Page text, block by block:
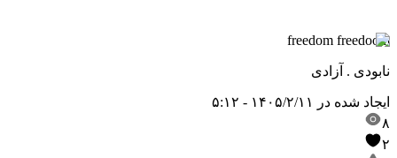
freedom freedoom
نابودی . آزادی
ایجاد شده در
۱۴۰۵/۲/۱۱ - ۵:۱۲
۸
۲